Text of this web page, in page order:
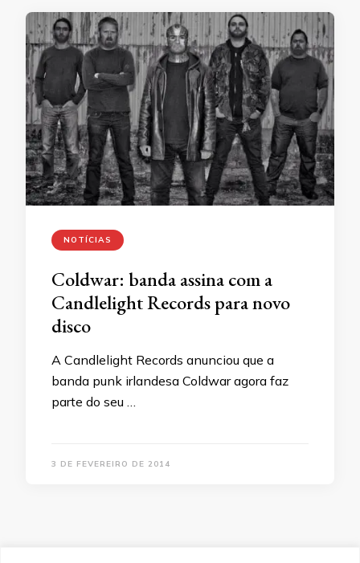
NOTÍCIAS
Coldwar: banda assina com a
Candlelight Records para novo
disco
A Candlelight Records anunciou que a
banda punk irlandesa Coldwar agora faz
parte do seu …
3 DE FEVEREIRO DE 2014